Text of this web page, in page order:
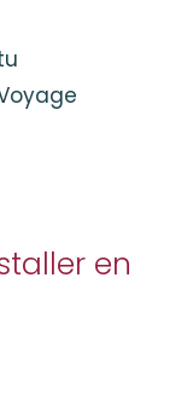
en